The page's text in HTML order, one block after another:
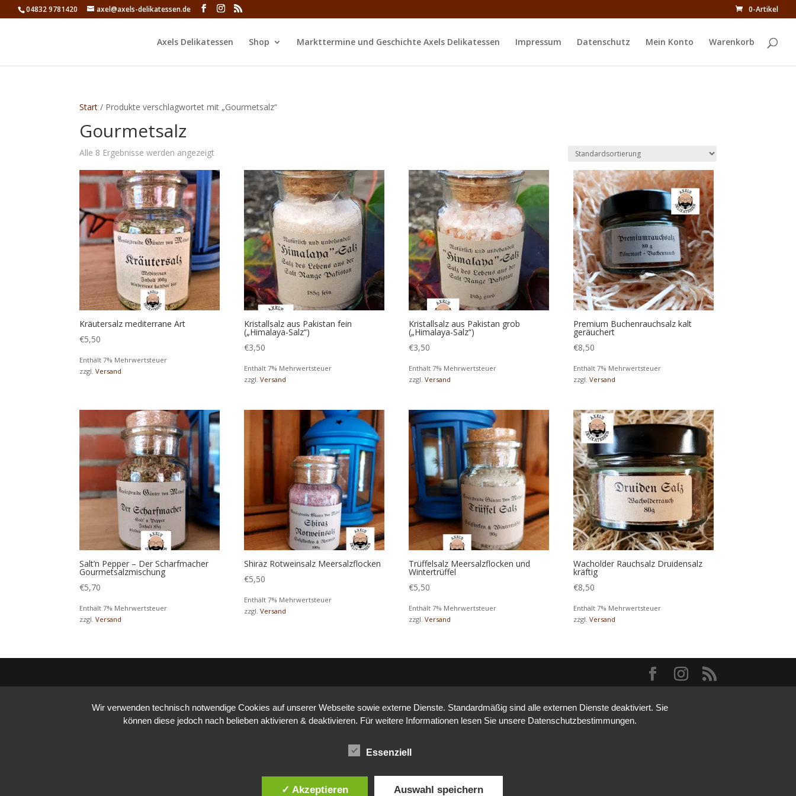
04832 9781420 axel@axels-delikatessen.de 0-Artikel
Axels Delikatessen Shop Markttermine und Geschichte Axels Delikatessen Impressum Datenschutz Mein Konto Warenkorb
Start / Produkte verschlagwortet mit „Gourmetsalz“
Gourmetsalz
Alle 8 Ergebnisse werden angezeigt
Kräutersalz mediterrane Art
€5,50
Enthält 7% Mehrwertsteuer
zzgl.Versand
Kristallsalz aus Pakistan fein
(„Himalaya-Salz“)
€3,50
Enthält 7% Mehrwertsteuer
zzgl.Versand
Kristallsalz aus Pakistan grob
(„Himalaya-Salz“)
€3,50
Enthält 7% Mehrwertsteuer
zzgl.Versand
Premium Buchenrauchsalz kalt
geräuchert
€8,50
Enthält 7% Mehrwertsteuer
zzgl.Versand
Salt’n Pepper – Der Scharfmacher
Gourmetsalzmischung
€5,70
Enthält 7% Mehrwertsteuer
zzgl.Versand
Shiraz Rotweinsalz Meersalzflocken
€5,50
Enthält 7% Mehrwertsteuer
zzgl.Versand
Trüffelsalz Meersalzflocken und
Wintertrüffel
€5,50
Enthält 7% Mehrwertsteuer
zzgl.Versand
Wacholder Rauchsalz Druidensalz
kräftig
€8,50
Enthält 7% Mehrwertsteuer
zzgl.Versand
Wir verwenden technisch notwendige Cookies auf unserer Webseite sowie externe Dienste. Standardmäßig sind alle externen Dienste deaktiviert. Sie
können diese jedoch nach belieben aktivieren & deaktivieren. Für weitere Informationen lesen Sie unsere Datenschutzbestimmungen.
Essenziell
✓ Akzeptieren Auswahl speichern